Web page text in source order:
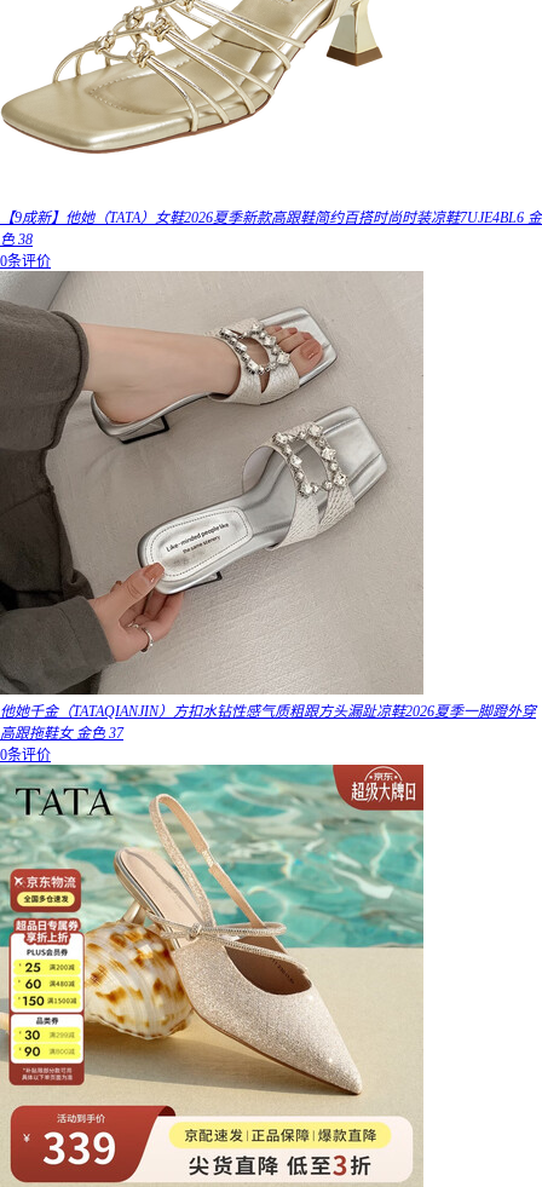
【9成新】他她（TATA）女鞋2026夏季新款高跟鞋简约百搭时尚时装凉鞋7UJE4BL6 金
色 38
0条评价
他她千金（TATAQIANJIN）方扣水钻性感气质粗跟方头漏趾凉鞋2026夏季一脚蹬外穿
高跟拖鞋女 金色 37
0条评价